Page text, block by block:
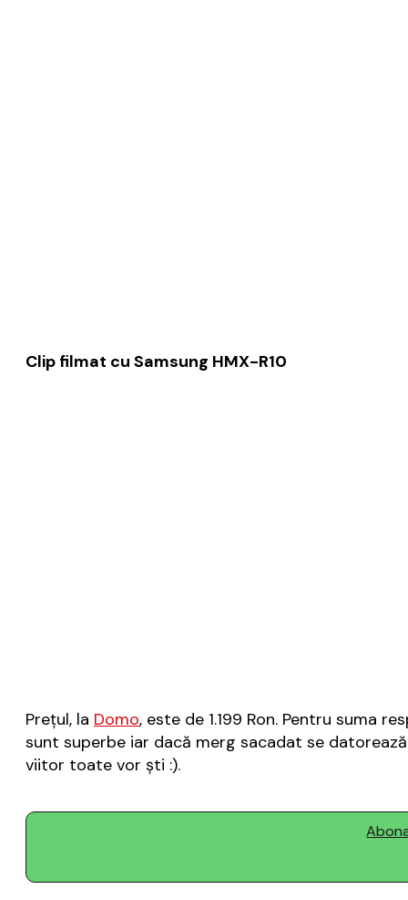
Clip filmat cu Samsung HMX-R10
Preţul, la Domo, este de 1.199 Ron. Pentru suma
sunt superbe iar dacă merg sacadat se
viitor toate vor şti :).